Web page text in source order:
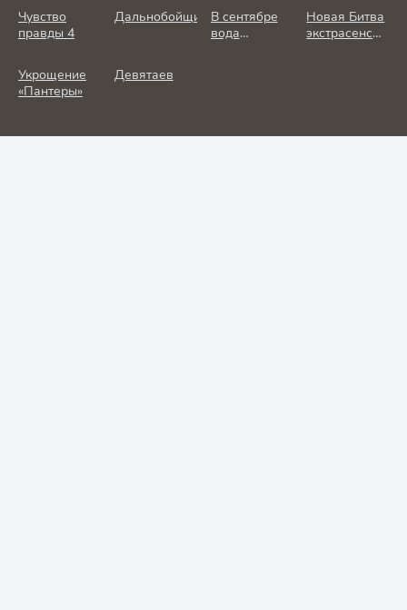
Чувство
правды 4
Дальнобойщик
В сентябре
вода
Новая Битва
экстрасенсов
Укрощение
«Пантеры»
Девятаев